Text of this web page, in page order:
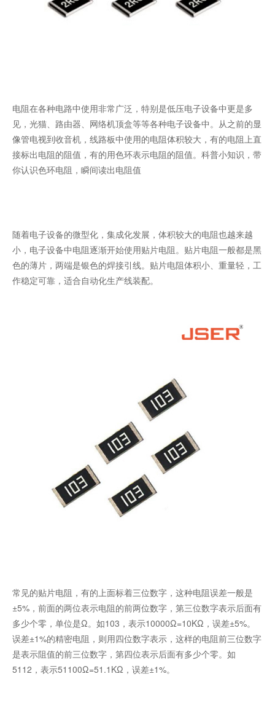
电阻在各种电路中使用非常广泛，特别是低压电子设备中更是多
见，光猫、路由器、网络机顶盒等等各种电子设备中。从之前的显
像管电视到收音机，线路板中使用的电阻体积较大，有的电阻上直
接标出电阻的阻值，有的用色环表示电阻的阻值。科普小知识，带
你认识色环电阻，瞬间读出电阻值
随着电子设备的微型化，集成化发展，体积较大的电阻也越来越
小，电子设备中电阻逐渐开始使用贴片电阻。贴片电阻一般都是黑
色的薄片，两端是银色的焊接引线。贴片电阻体积小、重量轻，工
作稳定可靠，适合自动化生产线装配。
常见的贴片电阻，有的上面标着三位数字，这种电阻误差一般是
±5%，前面的两位表示电阻的前两位数字，第三位数字表示后面有
多少个零，单位是Ω。如103，表示10000Ω=10KΩ，误差±5%。
误差±1%的精密电阻，则用四位数字表示，这样的电阻前三位数字
是表示阻值的前三位数字，第四位表示后面有多少个零。如
5112，表示51100Ω=51.1KΩ，误差±1%。